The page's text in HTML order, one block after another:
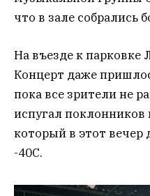
что в зале собрались
На въезде к парковке
Концерт даже
пока все зрители не
испугал
который в этот
-40С.